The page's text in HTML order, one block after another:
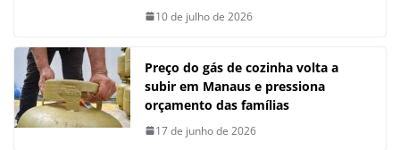
10 de julho de 2026
Preço do gás de cozinha volta a
subir em Manaus e pressiona
orçamento das famílias
17 de junho de 2026